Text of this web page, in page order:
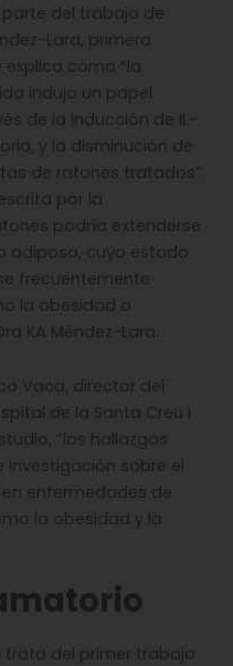
del trabajo de
Lara, primera
como “la
indujo un papel
de la inducción de IL-
y la disminución de
de ratones tratados”.
por la
podría extenderse
adiposo, cuyo estado
frecuentemente
la obesidad o
KA Méndez-Lara.
Vaca, director del
de la Santa Creu i
“los hallazgos
sobre el
enfermedades de
la obesidad y la
trata del primer trabajo